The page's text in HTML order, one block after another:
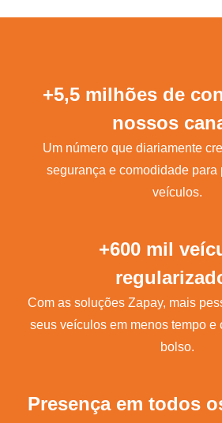
+5,5 milhões de
nossos
Um número que diariamente
segurança e comodidade para
veículos.
+600 mil
Com as soluções Zapay, mais
seus veículos em menos tempo e
bolso.
Presença em todos